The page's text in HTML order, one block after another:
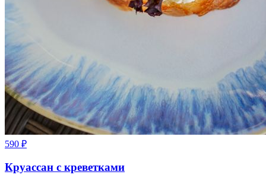
590 ₽
Круассан с креветками